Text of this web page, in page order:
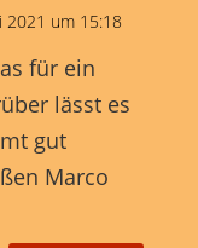
2021 um 15:18
für ein
lässt es
gut
Marco